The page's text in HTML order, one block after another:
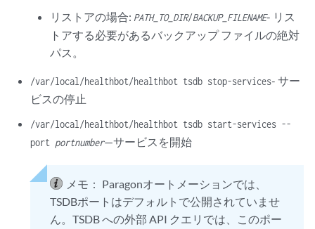
リストアの場合: PATH_TO_DIR/BACKUP_FILENAME- リス
トアする必要があるバックアップ ファイルの絶対
パス。
/var/local/healthbot/healthbot tsdb stop-services- サー
ビスの停止
/var/local/healthbot/healthbot tsdb start-services --
port portnumber—サービスを開始
メモ： Paragonオートメーションでは、
TSDBポートはデフォルトで公開されていませ
ん。TSDB への外部 API クエリでは、このポー